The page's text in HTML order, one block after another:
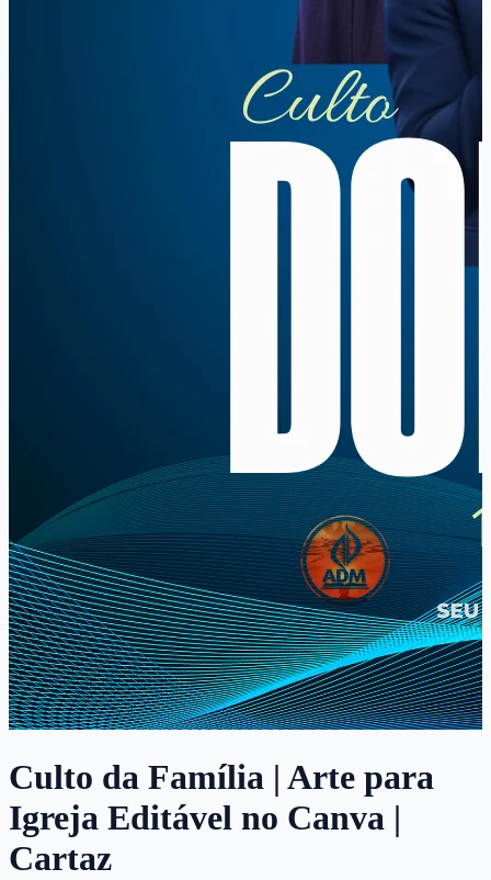
Culto da Família | Arte para
Igreja Editável no Canva |
Cartaz